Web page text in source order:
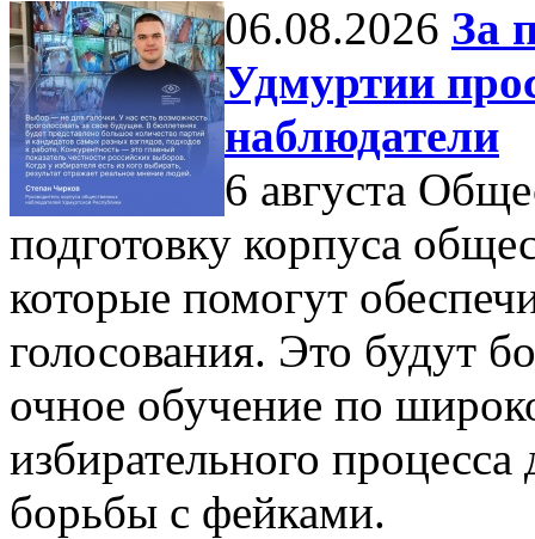
06.08.2026 За
Удмуртии
наблюдатели
6 августа
подготовку корпуса
которые помогут
голосования. Это будут
очное обучение по
избирательного
борьбы с фейками.